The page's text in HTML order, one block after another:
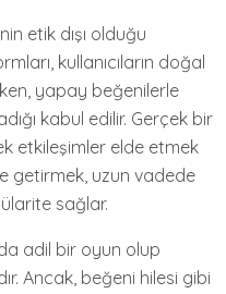
etik dışı olduğu
kullanıcıların doğal
yapay beğenilerle
kabul edilir. Gerçek bir
etkileşimler elde etmek
getirmek, uzun vadede
sağlar.
adil bir oyun olup
Ancak, beğeni hilesi gibi